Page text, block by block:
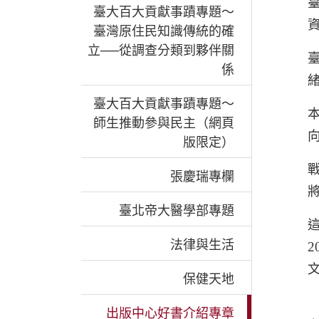
臺大百大貢獻事蹟專題～
臺灣原住民知識傳統的確
立──從調查分類到夥伴關
係
臺大百大貢獻事蹟專題～
師生推動參與民主（網頁
版限定）
張慶瑞專欄
臺北帝大醫學部專題
法律與生活
保健天地
出版中心好書介紹專章